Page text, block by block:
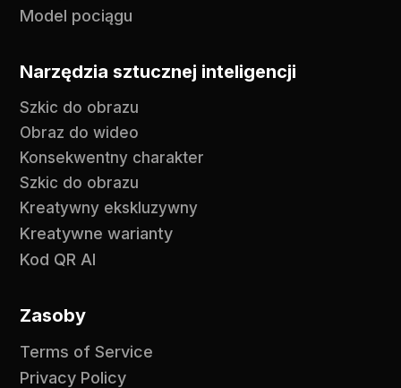
Model pociągu
Narzędzia sztucznej inteligencji
Szkic do obrazu
Obraz do wideo
Konsekwentny charakter
Szkic do obrazu
Kreatywny ekskluzywny
Kreatywne warianty
Kod QR AI
Zasoby
Terms of Service
Privacy Policy